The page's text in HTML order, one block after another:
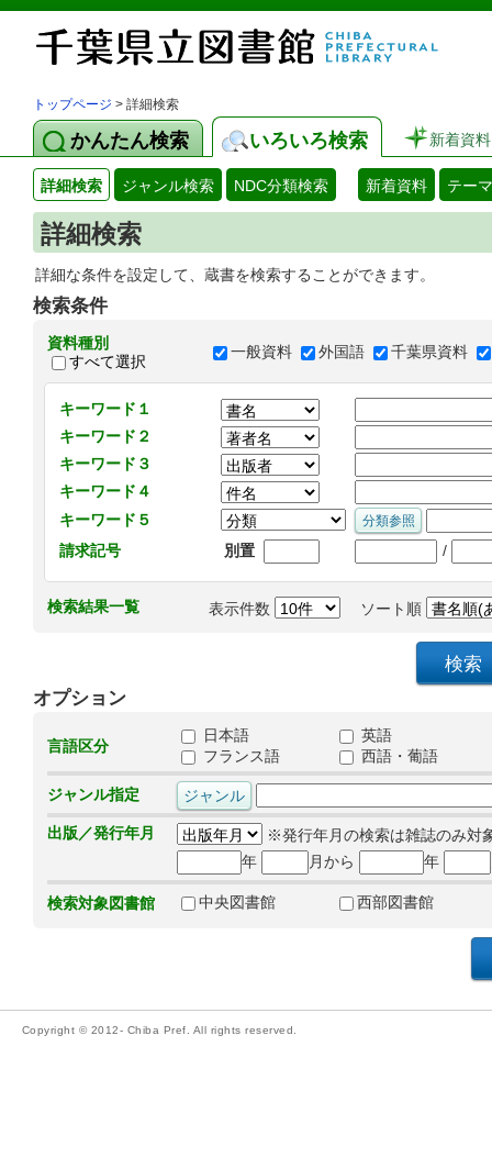
トップページ > 詳細検索
かんたん検索 いろいろ検索 新着資料
詳細検索 ジャンル検索 NDC分類検索 新着資料 テー
詳細検索
詳細な条件を設定して、蔵書を検索することができます。
検索条件
資料種別
すべて選択
一般資料 外国語 千葉県資料
キーワード１
キーワード２
キーワード３
キーワード４
キーワード５
請求記号
別置 /
検索結果一覧 表示件数 ソート順
オプション
言語区分
日本語
英語
フランス語
西語・葡語
ジャンル指定
出版／発行年月
※発行年月の検索は雑誌のみ対
年
月から 年
検索対象図書館 中央図書館 西部図書館
Copyright © 2012- Chiba Pref. All rights reserved.